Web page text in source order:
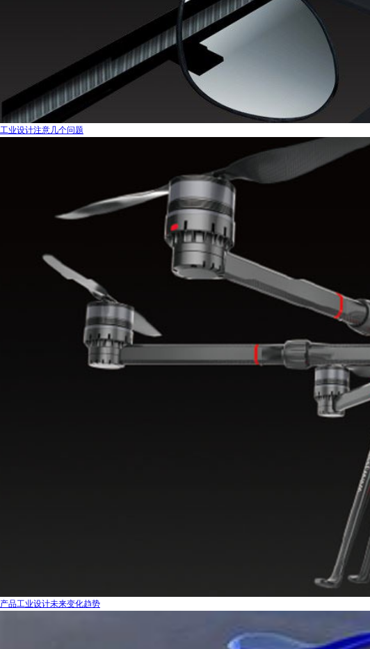
工业设计注意几个问题
产品工业设计未来变化趋势